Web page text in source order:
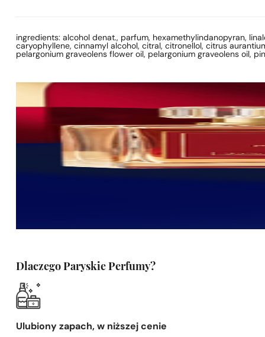
ingredients: alcohol denat., parfum, hexamethylindanopyran,
caryophyllene, cinnamyl alcohol, citral, citronellol, citrus
pelargonium graveolens flower oil, pelargonium graveolens oil,
Dlaczego Paryskie Perfumy?
Ulubiony zapach, w niższej cenie